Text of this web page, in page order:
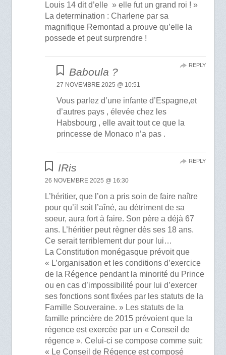
Louis 14 dit d’elle » elle fut un grand roi ! »
La determination : Charlene par sa
magnifique Remontad a prouve qu’elle la
possede et peut surprendre !
Baboula ?
27 NOVEMBRE 2025 @ 10:51
Vous parlez d’une infante d’Espagne,et
d’autres pays , élevée chez les
Habsbourg , elle avait tout ce que la
princesse de Monaco n’a pas .
REPLY
IRis
26 NOVEMBRE 2025 @ 16:30
L’héritier, que l’on a pris soin de faire naître
pour qu’il soit l’aîné, au détriment de sa
soeur, aura fort à faire. Son père a déjà 67
ans. L’héritier peut règner dès ses 18 ans.
Ce serait terriblement dur pour lui…
La Constitution monégasque prévoit que
« L’organisation et les conditions d’exercice
de la Régence pendant la minorité du Prince
ou en cas d’impossibilité pour lui d’exercer
ses fonctions sont fixées par les statuts de la
Famille Souveraine. » Les statuts de la
famille princière de 2015 prévoient que la
régence est exercée par un « Conseil de
régence ». Celui-ci se compose comme suit:
« Le Conseil de Régence est composé
REPLY